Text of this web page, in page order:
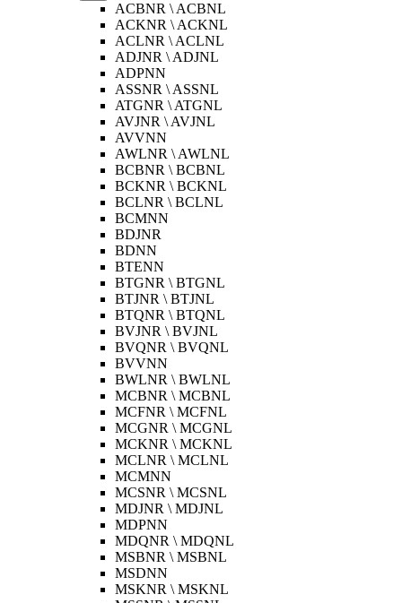
ACBNR \ ACBNL
ACKNR \ ACKNL
ACLNR \ ACLNL
ADJNR \ ADJNL
ADPNN
ASSNR \ ASSNL
ATGNR \ ATGNL
AVJNR \ AVJNL
AVVNN
AWLNR \ AWLNL
BCBNR \ BCBNL
BCKNR \ BCKNL
BCLNR \ BCLNL
BCMNN
BDJNR
BDNN
BTENN
BTGNR \ BTGNL
BTJNR \ BTJNL
BTQNR \ BTQNL
BVJNR \ BVJNL
BVQNR \ BVQNL
BVVNN
BWLNR \ BWLNL
MCBNR \ MCBNL
MCFNR \ MCFNL
MCGNR \ MCGNL
MCKNR \ MCKNL
MCLNR \ MCLNL
MCMNN
MCSNR \ MCSNL
MDJNR \ MDJNL
MDPNN
MDQNR \ MDQNL
MSBNR \ MSBNL
MSDNN
MSKNR \ MSKNL